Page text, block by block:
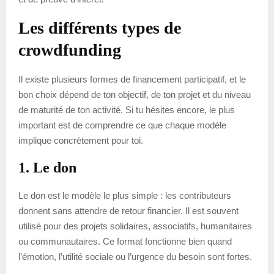
Les différents types de
crowdfunding
Il existe plusieurs formes de financement participatif, et le
bon choix dépend de ton objectif, de ton projet et du niveau
de maturité de ton activité. Si tu hésites encore, le plus
important est de comprendre ce que chaque modèle
implique concrètement pour toi.
1. Le don
Le don est le modèle le plus simple : les contributeurs
donnent sans attendre de retour financier. Il est souvent
utilisé pour des projets solidaires, associatifs, humanitaires
ou communautaires. Ce format fonctionne bien quand
l’émotion, l’utilité sociale ou l’urgence du besoin sont fortes.